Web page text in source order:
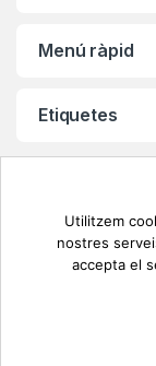
o
Menú ràpid
Etiquetes
Utilitzem
nostres
accepta el